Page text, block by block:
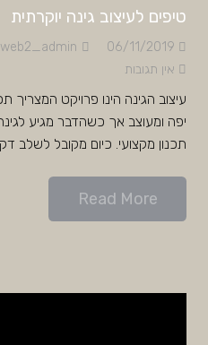
טיפים לעיצוב גינה יוקרתית
06/11/2019
web2_admin
אין תגובות
עיצוב הגינה הינו פרויקט המצריך
יפה ומעוצב אך כשהדבר מגיע
תכנון מקצועי. כיום מקובל לשלב
Read More